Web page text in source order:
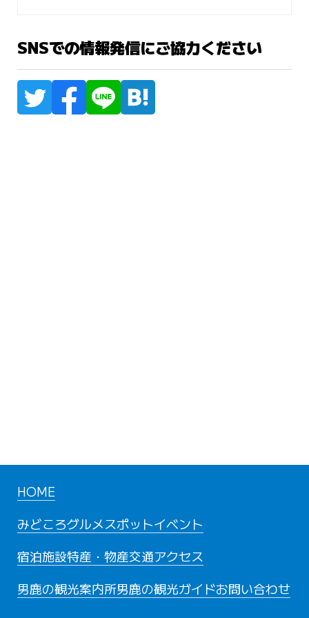
SNSでの情報発信にご協力ください
HOME
みどころグルメスポットイベント
宿泊施設特産・物産交通アクセス
男鹿の観光案内所男鹿の観光ガイドお問い合わせ